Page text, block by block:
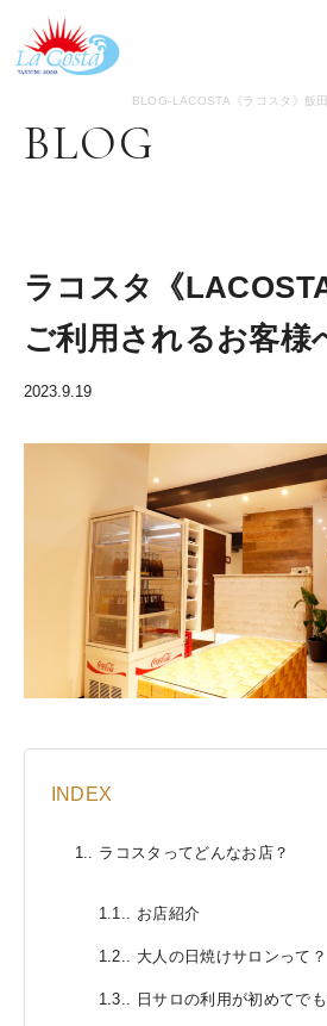
BLOG-LACOSTA《ラコスタ》飯
BLOG
ラコスタ《
ご利用されるお客
2023.9.19
INDEX
1. ラコスタってどんなお店？
1.1. お店紹介
1.2. 大人の日焼けサロンって？
1.3. 日サロの利用が初めてで